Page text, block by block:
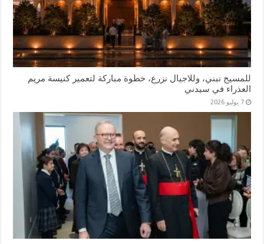
للمسيح نبني، وللاجيال نزرع، خطوة مباركة لتعمير كنيسة مريم
العذراء في سيدني
7 يوليو 2026